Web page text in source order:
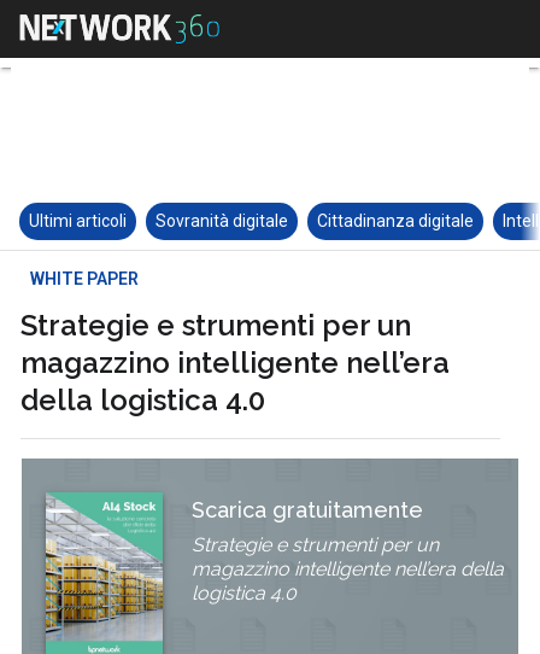
Ultimi articoli Sovranità digitale Cittadinanza digitale
WHITE PAPER
Strategie e strumenti per un
magazzino intelligente nell’era
della logistica 4.0
Scarica gratuitamente
Strategie e strumenti per un
magazzino intelligente nell’era della
logistica 4.0